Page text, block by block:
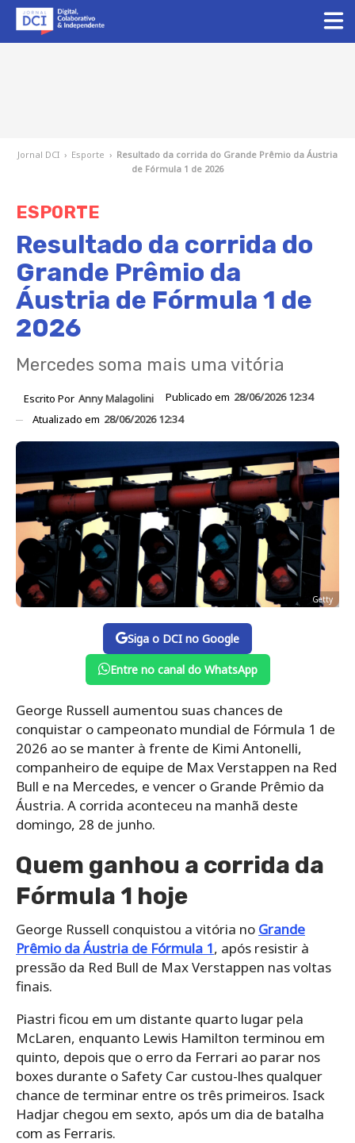
Jornal DCI › Esporte › Resultado da corrida do Grande Prêmio da Áustria
de Fórmula 1 de 2026
ESPORTE
Resultado da corrida do
Grande Prêmio da
Áustria de Fórmula 1 de
2026
Mercedes soma mais uma vitória
Escrito Por Anny Malagolini Publicado em 28/06/2026 12:34
Atualizado em 28/06/2026 12:34
Getty
Siga o DCI no Google
Entre no canal do WhatsApp
George Russell aumentou suas chances de
conquistar o campeonato mundial de Fórmula 1 de
2026 ao se manter à frente de Kimi Antonelli,
companheiro de equipe de Max Verstappen na Red
Bull e na Mercedes, e vencer o Grande Prêmio da
Áustria. A corrida aconteceu na manhã deste
domingo, 28 de junho.
Quem ganhou a corrida da
Fórmula 1 hoje
George Russell conquistou a vitória no Grande
Prêmio da Áustria de Fórmula 1, após resistir à
pressão da Red Bull de Max Verstappen nas voltas
finais.
Piastri ficou em um distante quarto lugar pela
McLaren, enquanto Lewis Hamilton terminou em
quinto, depois que o erro da Ferrari ao parar nos
boxes durante o Safety Car custou-lhes qualquer
chance de terminar entre os três primeiros. Isack
Hadjar chegou em sexto, após um dia de batalha
com as Ferraris.